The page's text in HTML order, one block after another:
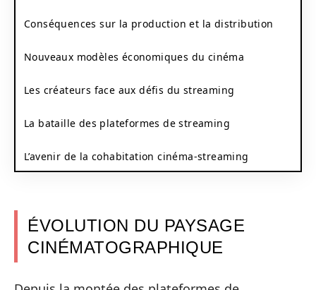
Conséquences sur la production et la distribution
Nouveaux modèles économiques du cinéma
Les créateurs face aux défis du streaming
La bataille des plateformes de streaming
L’avenir de la cohabitation cinéma-streaming
ÉVOLUTION DU PAYSAGE
CINÉMATOGRAPHIQUE